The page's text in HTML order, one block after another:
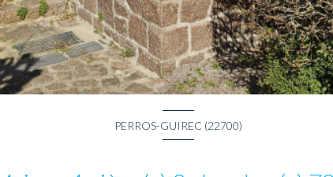
PERROS-GUIREC (22700)